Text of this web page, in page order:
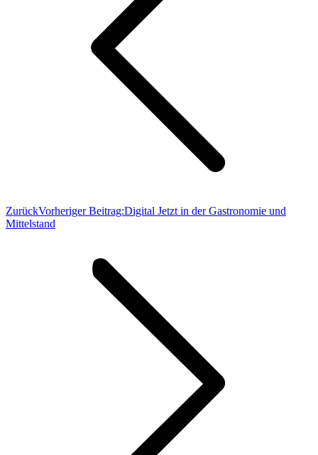
ZurückVorheriger Beitrag:Digital Jetzt in der Gastronomie und
Mittelstand